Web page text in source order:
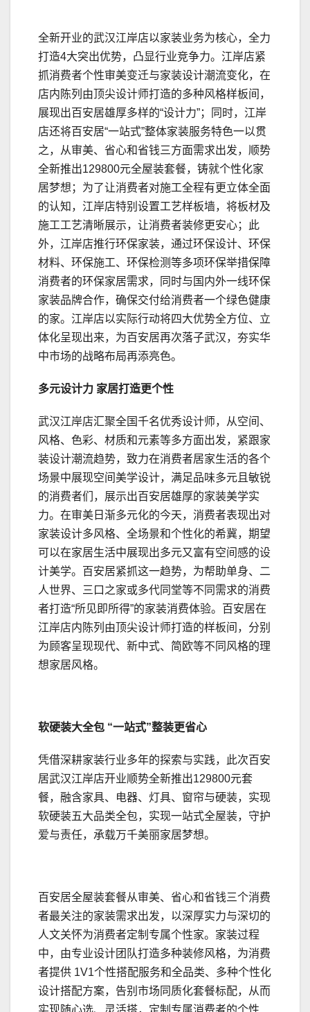
全新开业的武汉江岸店以家装业务为核心，全力
打造4大突出优势，凸显行业竞争力。江岸店紧
抓消费者个性审美变迁与家装设计潮流变化，在
店内陈列由顶尖设计师打造的多种风格样板间，
展现出百安居雄厚多样的“设计力”；同时，江岸
店还将百安居“一站式”整体家装服务特色一以贯
之，从审美、省心和省钱三方面需求出发，顺势
全新推出129800元全屋装套餐，铸就个性化家
居梦想；为了让消费者对施工全程有更立体全面
的认知，江岸店特别设置工艺样板墙，将板材及
施工工艺清晰展示，让消费者装修更安心；此
外，江岸店推行环保家装，通过环保设计、环保
材料、环保施工、环保检测等多项环保举措保障
消费者的环保家居需求，同时与国内外一线环保
家装品牌合作，确保交付给消费者一个绿色健康
的家。江岸店以实际行动将四大优势全方位、立
体化呈现出来，为百安居再次落子武汉，夯实华
中市场的战略布局再添亮色。
多元设计力 家居打造更个性
武汉江岸店汇聚全国千名优秀设计师，从空间、
风格、色彩、材质和元素等多方面出发，紧跟家
装设计潮流趋势，致力在消费者居家生活的各个
场景中展现空间美学设计，满足品味多元且敏锐
的消费者们，展示出百安居雄厚的家装美学实
力。在审美日渐多元化的今天，消费者表现出对
家装设计多风格、全场景和个性化的希冀，期望
可以在家居生活中展现出多元又富有空间感的设
计美学。百安居紧抓这一趋势，为帮助单身、二
人世界、三口之家或多代同堂等不同需求的消费
者打造“所见即所得”的家装消费体验。百安居在
江岸店内陈列由顶尖设计师打造的样板间，分别
为顾客呈现现代、新中式、简欧等不同风格的理
想家居风格。
软硬装大全包 “一站式”整装更省心
凭借深耕家装行业多年的探索与实践，此次百安
居武汉江岸店开业顺势全新推出129800元套
餐，融含家具、电器、灯具、窗帘与硬装，实现
软硬装五大品类全包，实现一站式全屋装，守护
爱与责任，承载万千美丽家居梦想。
百安居全屋装套餐从审美、省心和省钱三个消费
者最关注的家装需求出发，以深厚实力与深切的
人文关怀为消费者定制专属个性家。家装过程
中，由专业设计团队打造多种装修风格，为消费
者提供 1V1个性搭配服务和全品类、多种个性化
设计搭配方案，告别市场同质化套餐标配，从而